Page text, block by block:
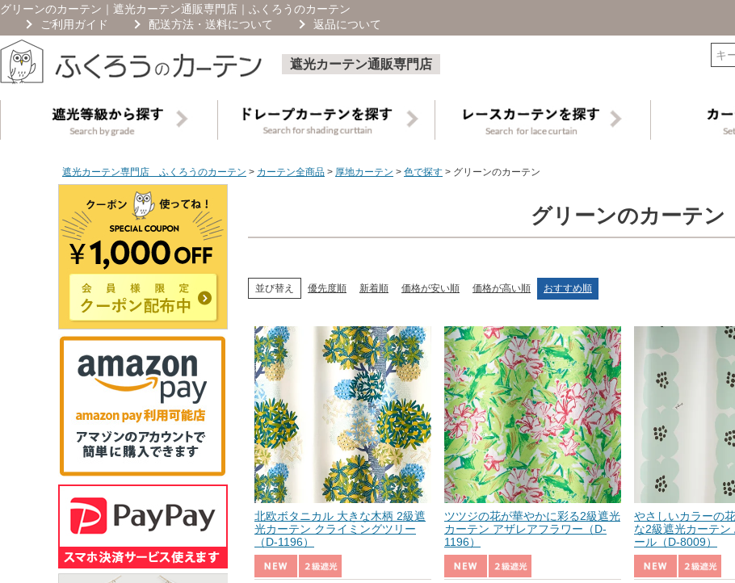
グリーンのカーテン｜遮光カーテン通販専門店｜ふくろうのカーテン
ご利用ガイド
配送方法・送料について 返品について
遮光カーテン通販専門店
遮光カーテン専門店 ふくろうのカーテン カーテン全商品 厚地カーテン 色で探す グリーンのカーテン
グリーンのカーテン
並び替え 優先度順 新着順 価格が安い順 価格が高い順 おすすめ順
北欧ボタニカル 大きな木柄 2級遮
光カーテン クライミングツリー
（D-1196）
ツツジの花が華やかに彩る2級遮光
カーテン アザレアフラワー（D-
1196）
やさしいカラーの
な2級遮光カーテン
ール（D-8009）